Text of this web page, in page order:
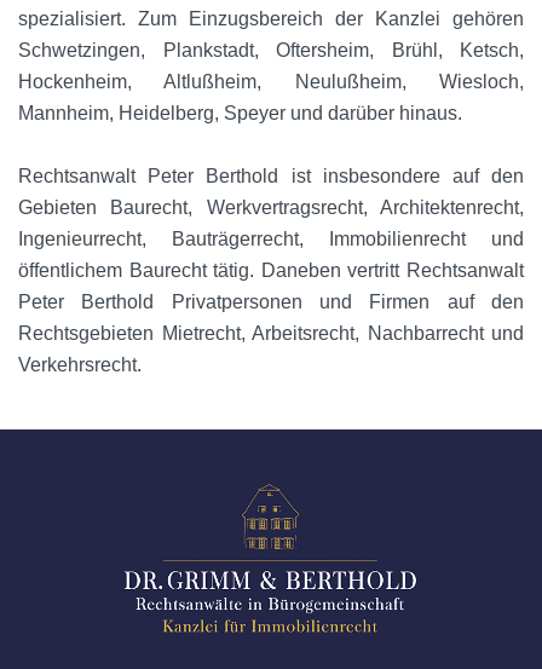
spezialisiert. Zum Einzugsbereich der Kanzlei gehören
Schwetzingen, Plankstadt, Oftersheim, Brühl, Ketsch,
Hockenheim, Altlußheim, Neulußheim, Wiesloch,
Mannheim, Heidelberg, Speyer und darüber hinaus.
Rechtsanwalt Peter Berthold ist insbesondere auf den
Gebieten Baurecht, Werkvertragsrecht, Architektenrecht,
Ingenieurrecht, Bauträgerrecht, Immobilienrecht und
öffentlichem Baurecht tätig. Daneben vertritt Rechtsanwalt
Peter Berthold Privatpersonen und Firmen auf den
Rechtsgebieten Mietrecht, Arbeitsrecht, Nachbarrecht und
Verkehrsrecht.